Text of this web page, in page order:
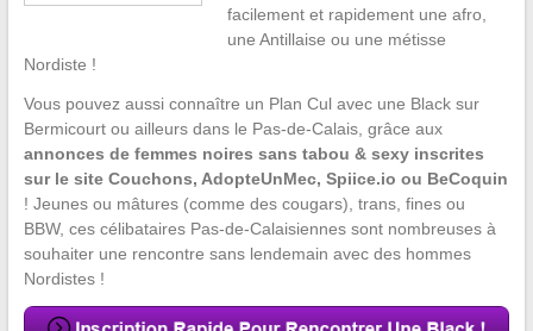
facilement et rapidement une afro,
une Antillaise ou une métisse
Nordiste !
Vous pouvez aussi connaître un Plan Cul avec une Black sur
Bermicourt ou ailleurs dans le Pas-de-Calais, grâce aux
annonces de femmes noires sans tabou & sexy inscrites
sur le site Couchons, AdopteUnMec, Spiice.io ou BeCoquin
! Jeunes ou mâtures (comme des cougars), trans, fines ou
BBW, ces célibataires Pas-de-Calaisiennes sont nombreuses à
souhaiter une rencontre sans lendemain avec des hommes
Nordistes !